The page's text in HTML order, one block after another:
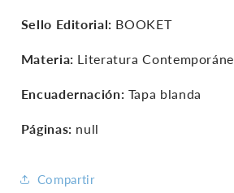
Sello Editorial: BOOKET
Materia: Literatura
Encuadernación: Tapa blanda
Páginas: null
Compartir